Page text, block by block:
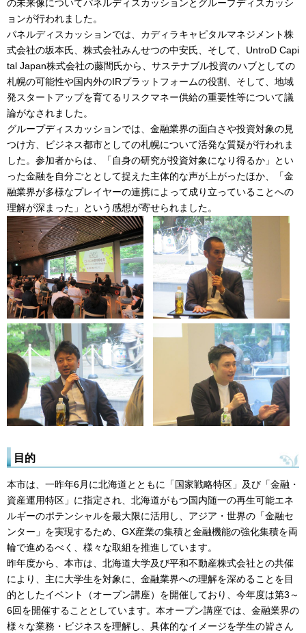
の未来像についてパネルディスカッションとグループディスカッシ
ョンが行われました。
パネルディスカッションでは、カディラキャピタルマネジメント株
式会社の坂本氏、株式会社みんせつの中安氏、そして、UntroD Capi
tal Japan株式会社の藤間氏から、サステナブル投資のハブとしての
札幌の可能性や国内外のIRプラットフォームの役割、そして、地域
発スタートアップを育てるリスクマネー供給の重要性等について議
論がなされました。
グループディスカッションでは、金融業界の面白さや投資対象の見
つけ方、ビジネス都市としての札幌について活発な質疑が行われま
した。参加者からは、「自身の研究が投資対象になり得るか」とい
った金融を自分ごととして捉えた主体的な声が上がったほか、「金
融業界が多様なプレイヤーの連携によって成り立っていることへの
理解が深まった」という感想が寄せられました。
目的
本市は、一昨年6月に北海道とともに「国家戦略特区」及び「金融・
資産運用特区」に指定され、北海道がもつ国内随一の再生可能エネ
ルギーのポテンシャルを最大限に活用し、アジア・世界の「金融セ
ンター」を実現するため、GX産業の集積と金融機能の強化集積を両
輪で進めるべく、様々な取組を推進しています。
昨年度から、本市は、北海道大学及び平和不動産株式会社との共催
により、主に大学生を対象に、金融業界への理解を深めることを目
的としたイベント（オープン講座）を開催しており、今年度は第3～
6回を開催することとしています。本オープン講座では、金融業界の
様々な業務・ビジネスを理解し、具体的なイメージを学生の皆さん